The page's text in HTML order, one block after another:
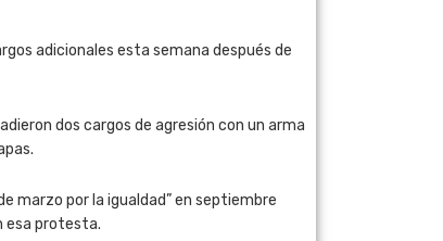
adicionales esta semana después de
dos cargos de agresión con un arma
marzo por la igualdad” en septiembre
esa protesta.